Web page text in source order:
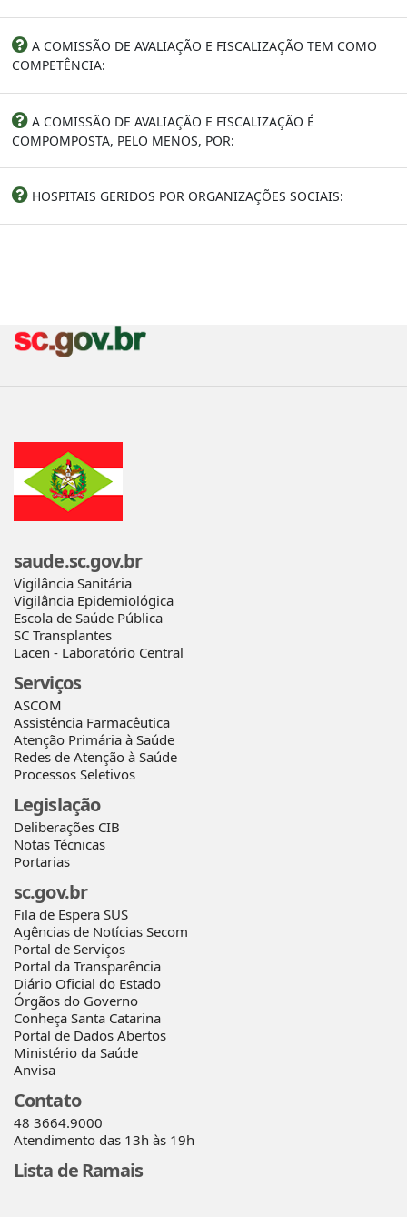
A COMISSÃO DE AVALIAÇÃO E FISCALIZAÇÃO TEM COMO
COMPETÊNCIA:
A COMISSÃO DE AVALIAÇÃO E FISCALIZAÇÃO É
COMPOMPOSTA, PELO MENOS, POR:
HOSPITAIS GERIDOS POR ORGANIZAÇÕES SOCIAIS:
saude.sc.gov.br
Vigilância Sanitária
Vigilância Epidemiológica
Escola de Saúde Pública
SC Transplantes
Lacen - Laboratório Central
Serviços
ASCOM
Assistência Farmacêutica
Atenção Primária à Saúde
Redes de Atenção à Saúde
Processos Seletivos
Legislação
Deliberações CIB
Notas Técnicas
Portarias
sc.gov.br
Fila de Espera SUS
Agências de Notícias Secom
Portal de Serviços
Portal da Transparência
Diário Oficial do Estado
Órgãos do Governo
Conheça Santa Catarina
Portal de Dados Abertos
Ministério da Saúde
Anvisa
Contato
48 3664.9000
Atendimento das 13h às 19h
Lista de Ramais